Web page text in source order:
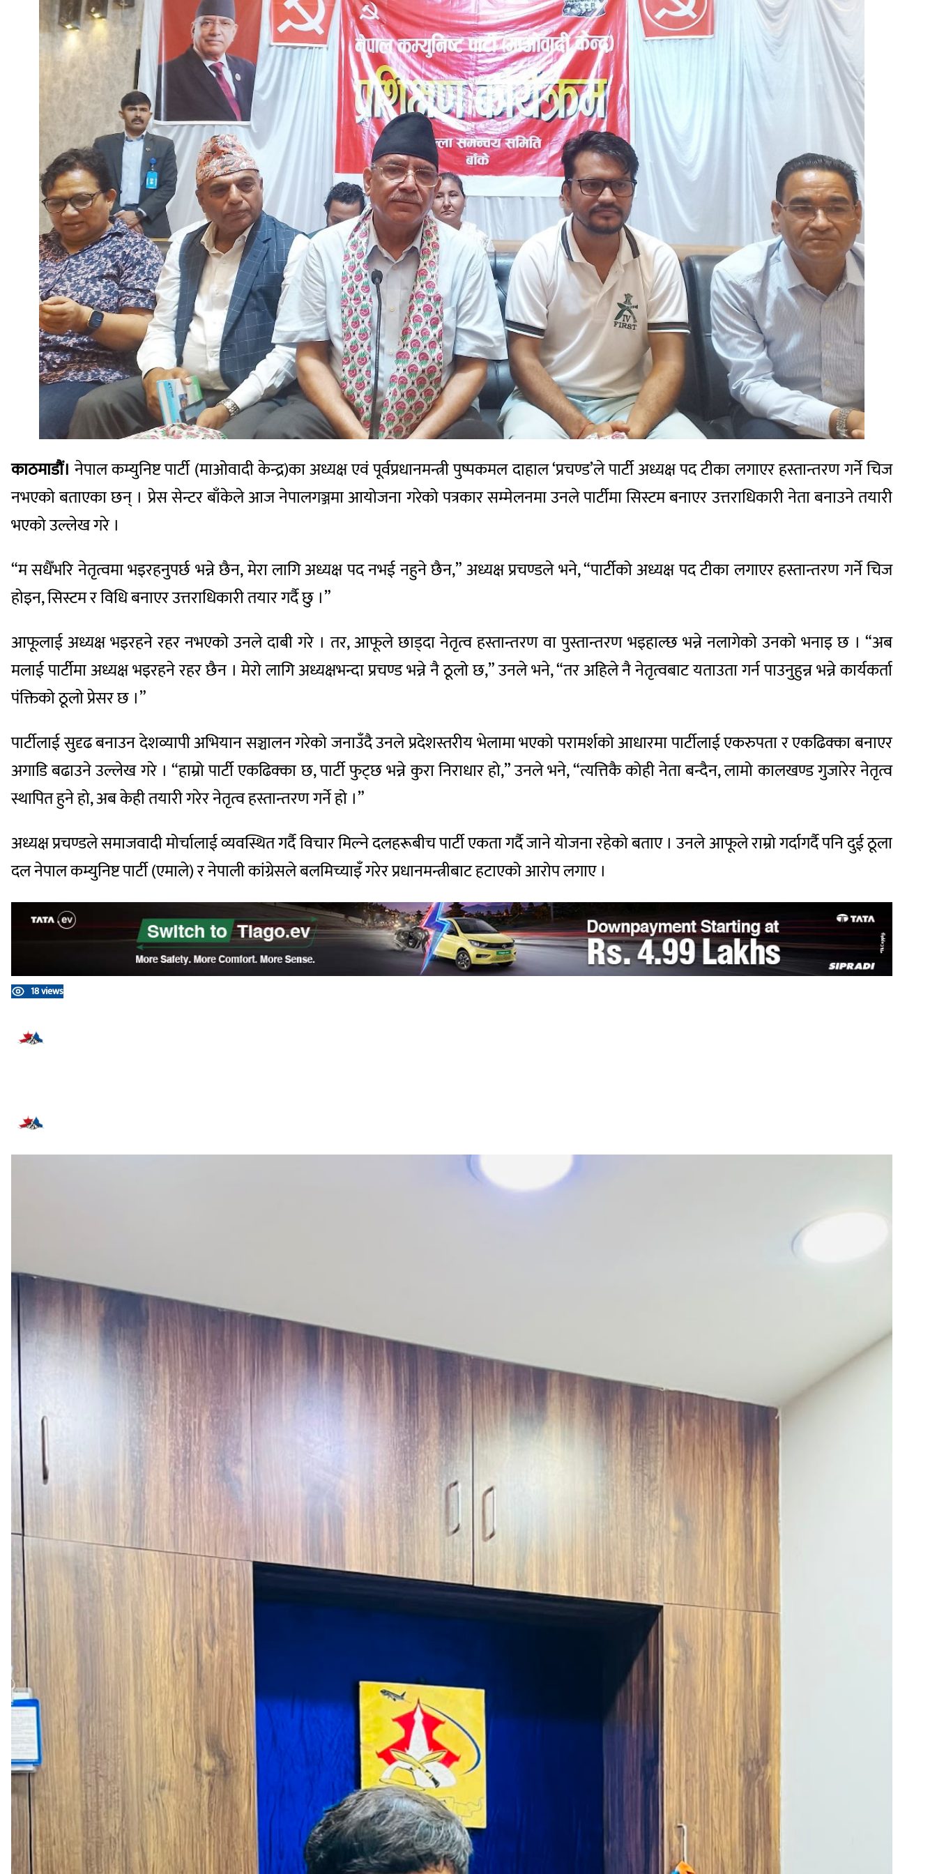
काठमाडौं। नेपाल कम्युनिष्ट पार्टी (माओवादी केन्द्र)का अध्यक्ष एवं पूर्वप्रधानमन्त्री पुष्पकमल दाहाल ‘प्रचण्ड’ले पार्टी अध्यक्ष पद टीका लगाएर हस्तान्तरण गर्ने चिज
नभएको बताएका छन् । प्रेस सेन्टर बाँकेले आज नेपालगञ्जमा आयोजना गरेको पत्रकार सम्मेलनमा उनले पार्टीमा सिस्टम बनाएर उत्तराधिकारी नेता बनाउने तयारी
भएको उल्लेख गरे ।
“म सधैँभरि नेतृत्वमा भइरहनुपर्छ भन्ने छैन, मेरा लागि अध्यक्ष पद नभई नहुने छैन,” अध्यक्ष प्रचण्डले भने, “पार्टीको अध्यक्ष पद टीका लगाएर हस्तान्तरण गर्ने चिज
होइन, सिस्टम र विधि बनाएर उत्तराधिकारी तयार गर्दै छु ।”
आफूलाई अध्यक्ष भइरहने रहर नभएको उनले दाबी गरे । तर, आफूले छाड्दा नेतृत्व हस्तान्तरण वा पुस्तान्तरण भइहाल्छ भन्ने नलागेको उनको भनाइ छ । “अब
मलाई पार्टीमा अध्यक्ष भइरहने रहर छैन । मेरो लागि अध्यक्षभन्दा प्रचण्ड भन्ने नै ठूलो छ,” उनले भने, “तर अहिले नै नेतृत्वबाट यताउता गर्न पाउनुहुन्न भन्ने कार्यकर्ता
पंक्तिको ठूलो प्रेसर छ ।”
पार्टीलाई सुदृढ बनाउन देशव्यापी अभियान सञ्चालन गरेको जनाउँदै उनले प्रदेशस्तरीय भेलामा भएको परामर्शको आधारमा पार्टीलाई एकरुपता र एकढिक्का बनाएर
अगाडि बढाउने उल्लेख गरे । “हाम्रो पार्टी एकढिक्का छ, पार्टी फुट्छ भन्ने कुरा निराधार हो,” उनले भने, “त्यत्तिकै कोही नेता बन्दैन, लामो कालखण्ड गुजारेर नेतृत्व
स्थापित हुने हो, अब केही तयारी गरेर नेतृत्व हस्तान्तरण गर्ने हो ।”
अध्यक्ष प्रचण्डले समाजवादी मोर्चालाई व्यवस्थित गर्दै विचार मिल्ने दलहरूबीच पार्टी एकता गर्दै जाने योजना रहेको बताए । उनले आफूले राम्रो गर्दागर्दै पनि दुई ठूला
दल नेपाल कम्युनिष्ट पार्टी (एमाले) र नेपाली कांग्रेसले बलमिच्याइँ गरेर प्रधानमन्त्रीबाट हटाएको आरोप लगाए ।
18 views